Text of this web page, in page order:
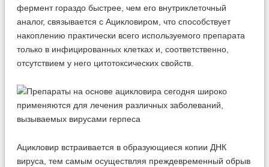
фермент гораздо быстрее, чем его внутриклеточный
аналог, связывается с Ацикловиром, что способствует
накоплению практически всего используемого препарата
только в инфицированных клетках и, соответственно,
отсутствием у него цитотоксических свойств.
Ацикловир встраивается в образующиеся копии ДНК
вируса, тем самым осуществляя преждевременный обрыв